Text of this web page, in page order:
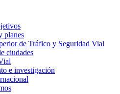
planes
de Tráfico y Seguridad Vial
ciudades
e investigación